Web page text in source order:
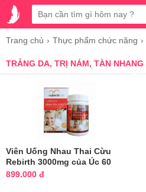
Trang chủ Thực phẩm chức năng
TRẮNG DA, TRỊ NÁM, TÀN NHANG
Viên Uống Nhau Thai Cừu
Rebirth 3000mg của Úc 60
Viên
899.000 đ